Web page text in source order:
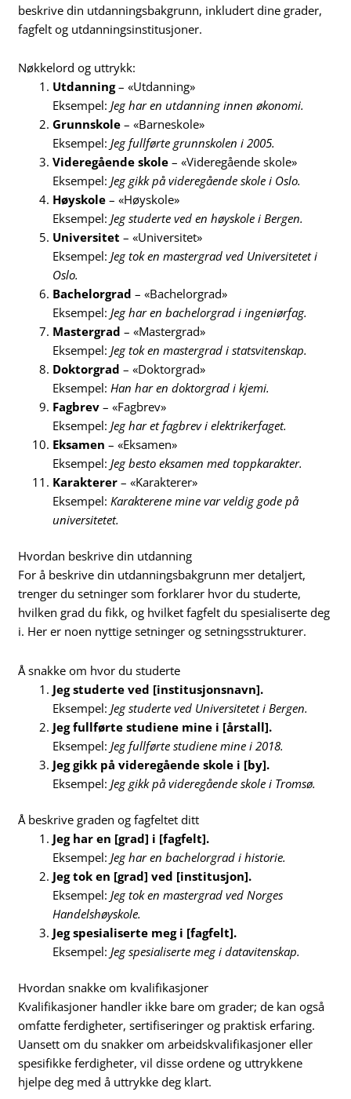
beskrive din utdanningsbakgrunn, inkludert dine grader,
fagfelt og utdanningsinstitusjoner.
Nøkkelord og uttrykk:
Utdanning– «Utdanning»
Eksempel:Jeg har en utdanning innen økonomi.
Grunnskole – «Barneskole»
Eksempel:Jeg fullførte grunnskolen i 2005.
Videregående skole – «Videregående skole»
Eksempel:Jeg gikk på videregående skole i Oslo.
Høyskole – «Høyskole»
Eksempel:Jeg studerte ved en høyskole i Bergen.
Universitet – «Universitet»
Eksempel:Jeg tok en mastergrad ved Universitetet i
Oslo.
Bachelorgrad – «Bachelorgrad»
Eksempel:Jeg har en bachelorgrad i ingeniørfag.
Mastergrad – «Mastergrad»
Eksempel:Jeg tok en mastergrad i statsvitenskap.
Doktorgrad – «Doktorgrad»
Eksempel:Han har en doktorgrad i kjemi.
Fagbrev – «Fagbrev»
Eksempel:Jeg har et fagbrev i elektrikerfaget.
Eksamen – «Eksamen»
Eksempel:Jeg besto eksamen med toppkarakter.
Karakterer – «Karakterer»
Eksempel:Karakterene mine var veldig gode på
universitetet.
Hvordan beskrive din utdanning
For å beskrive din utdanningsbakgrunn mer detaljert,
trenger du setninger som forklarer hvor du studerte,
hvilken grad du fikk, og hvilket fagfelt du spesialiserte deg
i. Her er noen nyttige setninger og setningsstrukturer.
Å snakke om hvor du studerte
Jeg studerte ved [institusjonsnavn].
Eksempel: Jeg studerte ved Universitetet i Bergen.
Jeg fullførte studiene mine i [årstall].
Eksempel: Jeg fullførte studiene mine i 2018.
Jeg gikk på videregående skole i [by].
Eksempel: Jeg gikk på videregående skole i Tromsø.
Å beskrive graden og fagfeltet ditt
Jeg har en [grad] i [fagfelt].
Eksempel: Jeg har en bachelorgrad i historie.
Jeg tok en [grad] ved [institusjon].
Eksempel: Jeg tok en mastergrad ved Norges
Handelshøyskole.
Jeg spesialiserte meg i [fagfelt].
Eksempel: Jeg spesialiserte meg i datavitenskap.
Hvordan snakke om kvalifikasjoner
Kvalifikasjoner handler ikke bare om grader; de kan også
omfatte ferdigheter, sertifiseringer og praktisk erfaring.
Uansett om du snakker om arbeidskvalifikasjoner eller
spesifikke ferdigheter, vil disse ordene og uttrykkene
hjelpe deg med å uttrykke deg klart.